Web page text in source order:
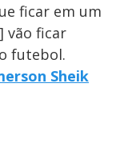
ficar em um
vão ficar
futebol.
Sheik